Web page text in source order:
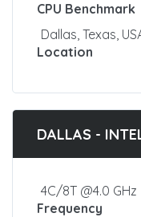
CPU Benchmark
Dallas, Texas,
Location
DALLAS -
4C/8T @4.0 GHz
Frequency